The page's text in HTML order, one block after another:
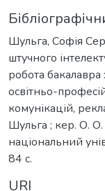
Шульга, Софія
штучного
робота бакалавра
освітньо-
комунікацій,
Шульга ; кер. О.
національний
84 с.
URI